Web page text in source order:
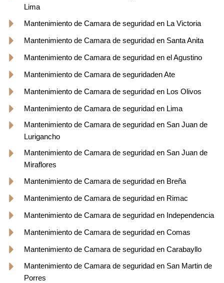
Lima
Mantenimiento de Camara de seguridad en La Victoria
Mantenimiento de Camara de seguridad en Santa Anita
Mantenimiento de Camara de seguridad en el Agustino
Mantenimiento de Camara de seguridaden Ate
Mantenimiento de Camara de seguridad en Los Olivos
Mantenimiento de Camara de seguridad en Lima
Mantenimiento de Camara de seguridad en San Juan de
Lurigancho
Mantenimiento de Camara de seguridad en San Juan de
Miraflores
Mantenimiento de Camara de seguridad en Breña
Mantenimiento de Camara de seguridad en Rimac
Mantenimiento de Camara de seguridad en Independencia
Mantenimiento de Camara de seguridad en Comas
Mantenimiento de Camara de seguridad en Carabayllo
Mantenimiento de Camara de seguridad en San Martin de
Porres